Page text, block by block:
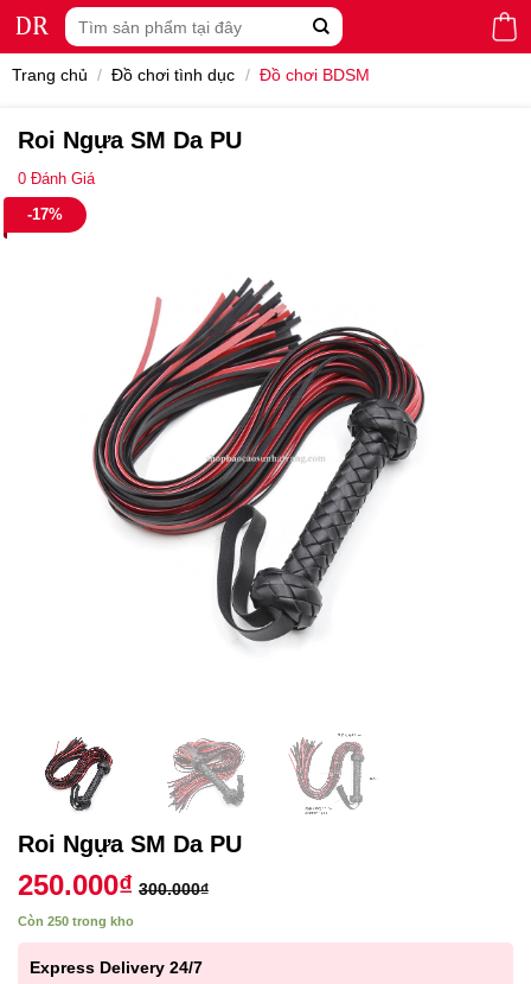
Tìm
kiếm:
Trang chủ / Đồ chơi tình dục / Đồ chơi BDSM
Roi Ngựa SM Da PU
0 Đánh Giá
-17%
Roi Ngựa SM Da PU
250.000₫ 300.000₫
Còn 250 trong kho
Express Delivery 24/7